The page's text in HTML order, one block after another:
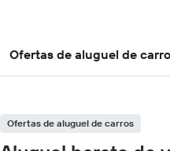
Ofertas de aluguel de
Ofertas de aluguel de carros